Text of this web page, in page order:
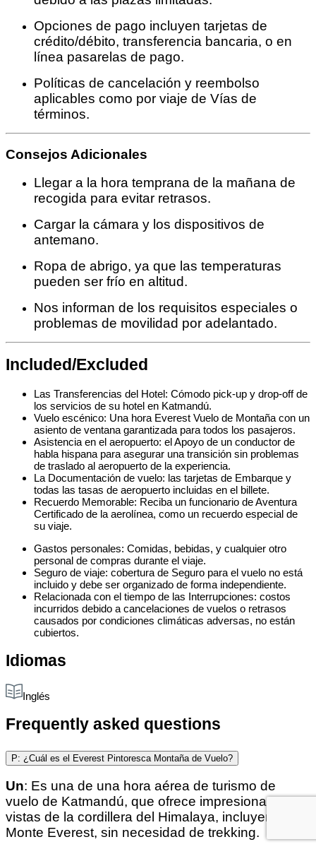
Opciones de pago incluyen tarjetas de
crédito/débito, transferencia bancaria, o en
línea pasarelas de pago.
Políticas de cancelación y reembolso
aplicables como por viaje de Vías de
términos.
Consejos Adicionales
Llegar a la hora temprana de la mañana de
recogida para evitar retrasos.
Cargar la cámara y los dispositivos de
antemano.
Ropa de abrigo, ya que las temperaturas
pueden ser frío en altitud.
Nos informan de los requisitos especiales o
problemas de movilidad por adelantado.
Included/Excluded
Las Transferencias del Hotel: Cómodo pick-up y drop-off de
los servicios de su hotel en Katmandú.
Vuelo escénico: Una hora Everest Vuelo de Montaña con un
asiento de ventana garantizada para todos los pasajeros.
Asistencia en el aeropuerto: el Apoyo de un conductor de
habla hispana para asegurar una transición sin problemas
de traslado al aeropuerto de la experiencia.
La Documentación de vuelo: las tarjetas de Embarque y
todas las tasas de aeropuerto incluidas en el billete.
Recuerdo Memorable: Reciba un funcionario de Aventura
Certificado de la aerolínea, como un recuerdo especial de
su viaje.
Gastos personales: Comidas, bebidas, y cualquier otro
personal de compras durante el viaje.
Seguro de viaje: cobertura de Seguro para el vuelo no está
incluido y debe ser organizado de forma independiente.
Relacionada con el tiempo de las Interrupciones: costos
incurridos debido a cancelaciones de vuelos o retrasos
causados por condiciones climáticas adversas, no están
cubiertos.
Idiomas
Inglés
Frequently asked questions
P: ¿Cuál es el Everest Pintoresca Montaña de Vuelo?
Un: Es una de una hora aérea de turismo de
vuelo de Katmandú, que ofrece impresionantes
vistas de la cordillera del Himalaya, incluyendo el
Monte Everest, sin necesidad de trekking.